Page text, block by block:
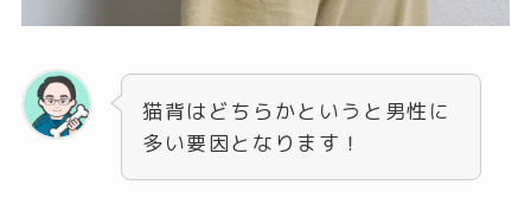
猫背はどちらかというと男性に
多い要因となります！